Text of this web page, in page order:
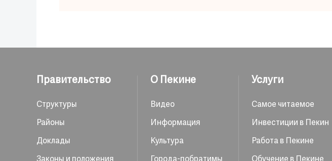
Правительство
Структуры
Районы
Доклады
О Пекине
Видео
Информация
Культура
Услуги
Самое читаемое
Инвестиции в Пекин
Работа в Пекине